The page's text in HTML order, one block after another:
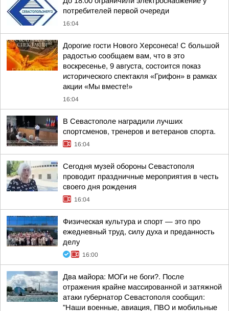
потребителей первой очереди
16:04
Дорогие гости Нового Херсонеса! С большой
радостью сообщаем вам, что в это
воскресенье, 9 августа, состоится показ
исторического спектакля «Грифон» в рамках
акции «Мы вместе!»
16:04
В Севастополе наградили лучших
спортсменов, тренеров и ветеранов спорта.
16:04
Сегодня музей обороны Севастополя
проводит праздничные мероприятия в честь
своего дня рождения
16:04
Физическая культура и спорт — это про
ежедневный труд, силу духа и преданность
делу
16:00
Два майора: МОГи не боги?. После
отражения крайне массированной и затяжной
атаки губернатор Севастополя сообщил:
"Наши военные, авиация, ПВО и мобильные